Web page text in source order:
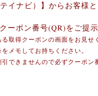
イナビ）】からお客様
ーポン番号(QR)をご提
取得クーポンの画面をお見せ
メモしてお持ちください。
できませんので必ずクーポ